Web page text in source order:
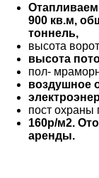
900 кв.м,
тоннель,
высота
высота
пол-
воздушное
пост охраны
160р/м2.
аренды.